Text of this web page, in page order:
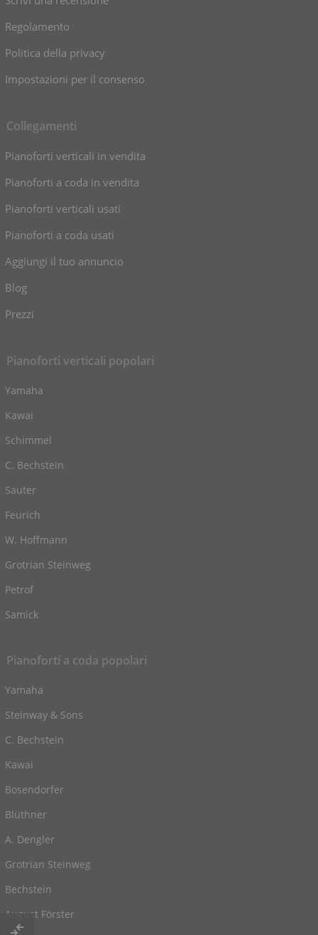
Regolamento
Politica della privacy
Impostazioni per il consenso
Collegamenti
Pianoforti verticali in vendita
Pianoforti a coda in vendita
Pianoforti verticali usati
Pianoforti a coda usati
Aggiungi il tuo annuncio
Blog
Prezzi
Pianoforti verticali popolari
Yamaha
Kawai
Schimmel
C. Bechstein
Sauter
Feurich
W. Hoffmann
Grotrian Steinweg
Petrof
Samick
Pianoforti a coda popolari
Yamaha
Steinway & Sons
C. Bechstein
Kawai
Bosendorfer
Blüthner
A. Dengler
Grotrian Steinweg
Bechstein
August Förster